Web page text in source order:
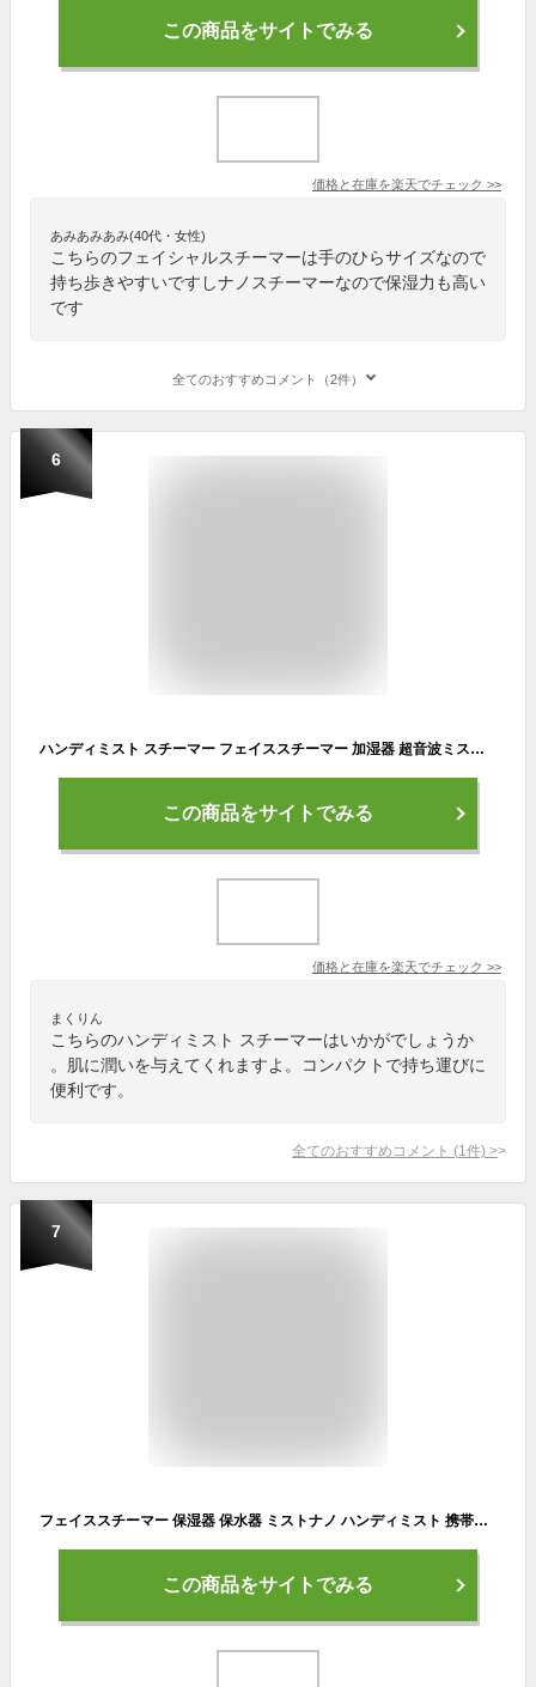
この商品をサイトでみる
価格と在庫を楽天でチェック >>
あみあみあみ(40代・女性)
こちらのフェイシャルスチーマーは手のひらサイズなので
持ち歩きやすいですしナノスチーマーなので保湿力も高い
です
全てのおすすめコメント（2件）
6
ハンディミスト スチーマー フェイススチーマー 加湿器 超音波ミスト 携帯 美容器 USB充電 保湿 スキンケア コンパクト
この商品をサイトでみる
価格と在庫を楽天でチェック >>
まくりん
こちらのハンディミスト スチーマーはいかがでしょうか
。肌に潤いを与えてくれますよ。コンパクトで持ち運びに
便利です。
全てのおすすめコメント (1 件) >
7
フェイススチーマー 保湿器 保水器 ミストナノ ハンディミスト 携帯型 美容器 乾燥肌対策 ナノの微粒子で保湿・乾燥を防ぎます USB充電式で携帯可能 保湿 美容
この商品をサイトでみる